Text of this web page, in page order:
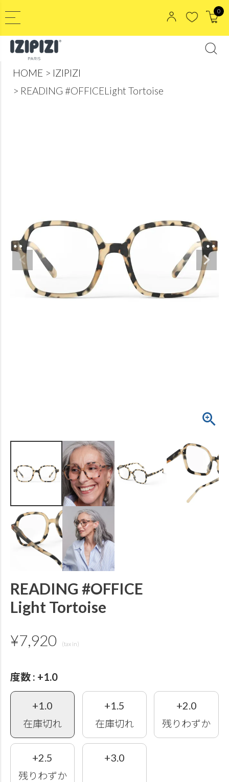
0
HOME
IZIPIZI
READING #OFFICELight Tortoise
READING #OFFICE
Light Tortoise
¥7,920
度数 +1.0
+1.0
在庫切れ
+1.5
在庫切れ
+2.0
残りわずか
+2.5
残りわずか
+3.0